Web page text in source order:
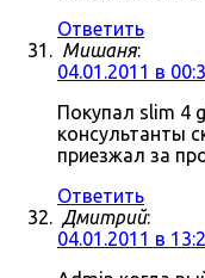
Ответить
Мишаня:
04.01.2011 в
Покупал slim 4
консультанты
приезжал за
Ответить
Дмитрий:
04.01.2011 в